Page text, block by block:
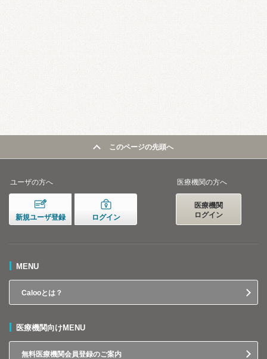
このページの先頭へ
ユーザの方へ
新規ユーザ登録 ログイン
医療機関の方へ
医療機関
ログイン
MENU
Calooとは？
医療機関向けMENU
無料医療機関会員登録のご案内